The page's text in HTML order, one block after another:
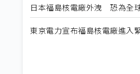
日本福島核電廠外洩 恐為全
東京電力宣布福島核電廠進入